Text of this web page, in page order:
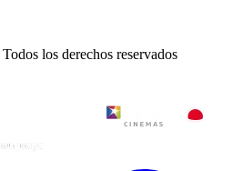
Todos los derechos reservados